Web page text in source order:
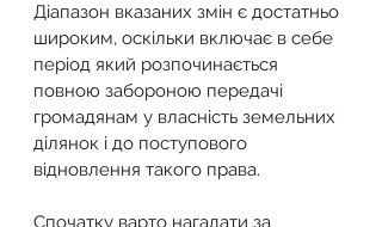
Діапазон вказаних змін є достатньо
широким, оскільки включає в себе
період який розпочинається
повною забороною передачі
громадянам у власність земельних
ділянок і до поступового
відновлення такого права.
Спочатку варто нагадати за